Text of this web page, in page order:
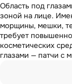
Область под
зоной на лице.
морщины, мешки,
требует
косметических
глазами — патчи с